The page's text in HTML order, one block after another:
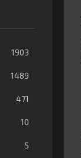
1903
1489
471
10
5